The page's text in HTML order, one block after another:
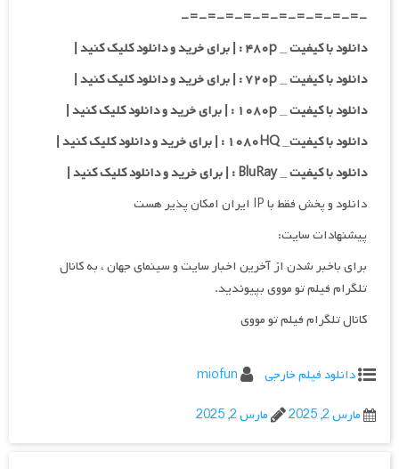
-=-=-=-=-=-=-=-=-=-=-
دانلود با کیفیت _ ۴۸۰p : | برای خرید و دانلود کلیک کنید |
دانلود با کیفیت _ ۷۲۰p : | برای خرید و دانلود کلیک کنید |
دانلود با کیفیت _ ۱۰۸۰p : | برای خرید و دانلود کلیک کنید |
دانلود با کیفیت_ ۱۰۸۰HQ : | برای خرید و دانلود کلیک کنید |
دانلود با کیفیت _ BluRay : | برای خرید و دانلود کلیک کنید |
دانلود و پخش فقط با IP ایران امکان پذیر هست
پیشنهادات سایت:
برای باخبر شدن از آخرین اخبار سایت و سینمای جهان ، به کانال
تلگرام فیلم تو مووی بپیوندید.
کانال تلگرام فیلم تو مووی
دانلود فیلم خارجی
miofun
مارس 2, 2025
مارس 2, 2025